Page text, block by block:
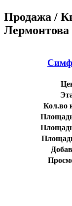
Продажа /
Лермонтова
Кол.во